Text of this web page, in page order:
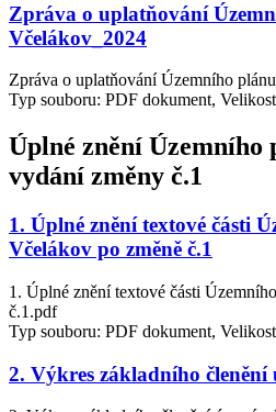
Zpráva o uplatňování
Včelákov_2024
Zpráva o uplatňování Územního
Typ souboru: PDF dokument,
Úplné znění Územního
vydání změny č.1
1. Úplné znění textové části
Včelákov po změně č.1
1. Úplné znění textové části
č.1.pdf
Typ souboru: PDF dokument,
2. Výkres základního členění